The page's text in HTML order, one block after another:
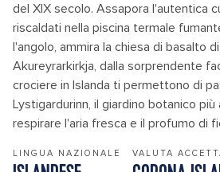
del XIX secolo. Assapora l'autentica
riscaldati nella piscina termale
l'angolo, ammira la chiesa di basalto
Akureyrarkirkja, dalla sorprendente
crociere in Islanda ti permettono di
Lystigardurinn, il giardino botanico
respirare l'aria fresca e il profumo di
LINGUA NAZIONALE VALUTA